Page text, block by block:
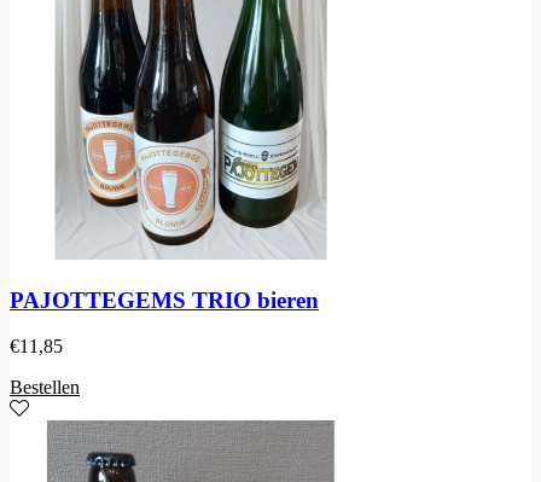
PAJOTTEGEMS TRIO bieren
€11,85
Bestellen